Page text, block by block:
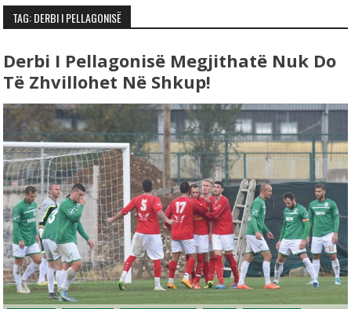
TAG: DERBI I PELLAGONISË
Derbi I Pellagonisë Megjithatë Nuk Do
Të Zhvillohet Në Shkup!